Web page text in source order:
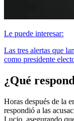
Le puede interesar:
Las tres alertas que
como presidente
¿Qué
Horas después de la
respondió a las
Lucio, asegurando